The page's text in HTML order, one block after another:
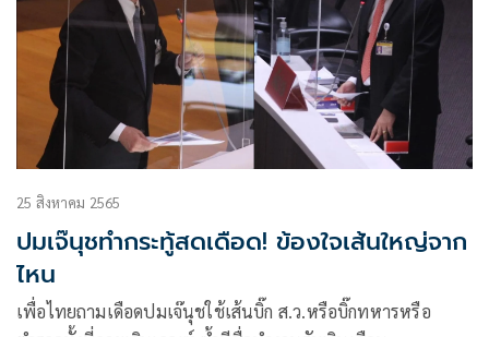
25 สิงหาคม 2565
ปมเจ๊นุชทำกระทู้สดเดือด! ข้องใจเส้นใหญ่จาก
ไหน
เพื่อไทยถามเดือดปมเจ๊นุชใช้เส้นบิ๊ก ส.ว.หรือบิ๊กทหารหรือ